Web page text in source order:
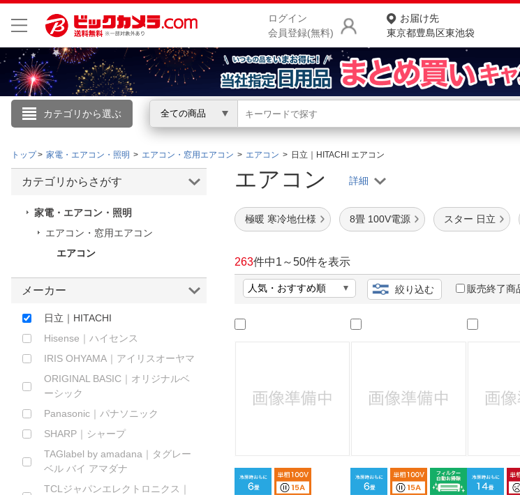
ログイン
会員登録(無料)
お届け先
東京都豊島区東池袋
カテゴリから選ぶ 全ての商品
こんにちは
ログイン
お知らせ
ランキングからさがす
カテゴリ一覧からさがす
ご利用ガイド
よくある質問・お問合せ
トップ 家電・エアコン・照明 エアコン・窓用エアコン エアコン 日立｜HITACHI エアコン
エアコン
極暖 寒冷地仕様 8畳 100V電源 スター 日立
263件中1 ～50件を表示
絞り込む 販売終了商
カテゴリからさがす
家電・エアコン・照明
エアコン・窓用エアコン
エアコン
メーカー
Hisense｜ハイセンス
IRIS OHYAMA｜アイリスオーヤマ
ORIGINAL BASIC｜オリジナルベ
ーシック
Panasonic｜パナソニック
SHARP｜シャープ
TAGlabel by amadana｜タグレー
ベル バイ アマダナ
TCLジャパンエレクトロニクス｜
日立｜HITACHI